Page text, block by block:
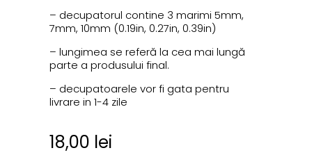
– decupatorul contine 3 marimi 5mm,
7mm, 10mm (0.19in, 0.27in, 0.39in)
– lungimea se referă la cea mai lungă
parte a produsului final.
– decupatoarele vor fi gata pentru
livrare in 1-4 zile
18,00 lei